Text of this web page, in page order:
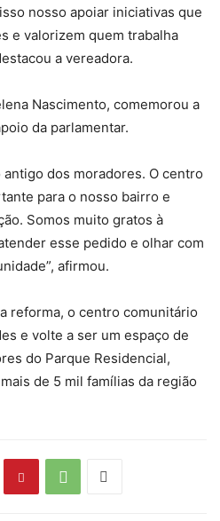
nosso apoiar iniciativas que
e valorizem quem trabalha
a vereadora.
Nascimento, comemorou a
da parlamentar.
dos moradores. O centro
para o nosso bairro e
Somos muito gratos à
esse pedido e olhar com
afirmou.
reforma, o centro comunitário
e volte a ser um espaço de
do Parque Residencial,
de 5 mil famílias da região